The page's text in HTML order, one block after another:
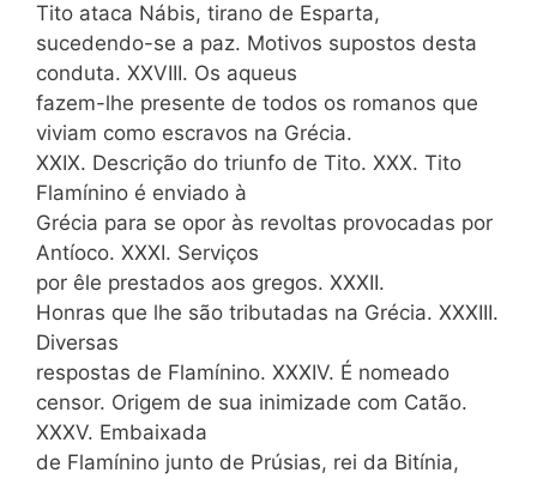
Tito ataca Nábis, tirano de Esparta,
sucedendo-se a paz. Motivos supostos desta
conduta. XXVIII. Os aqueus
fazem-lhe presente de todos os romanos que
viviam como escravos na Grécia.
XXIX. Descrição do triunfo de Tito. XXX. Tito
Flamínino é enviado à
Grécia para se opor às revoltas provocadas por
Antíoco. XXXI. Serviços
por êle prestados aos gregos. XXXII.
Honras que lhe são tributadas na Grécia. XXXIII.
Diversas
respostas de Flamínino. XXXIV. É nomeado
censor. Origem de sua inimizade com Catão.
XXXV. Embaixada
de Flamínino junto de Prúsias, rei da Bitínia,